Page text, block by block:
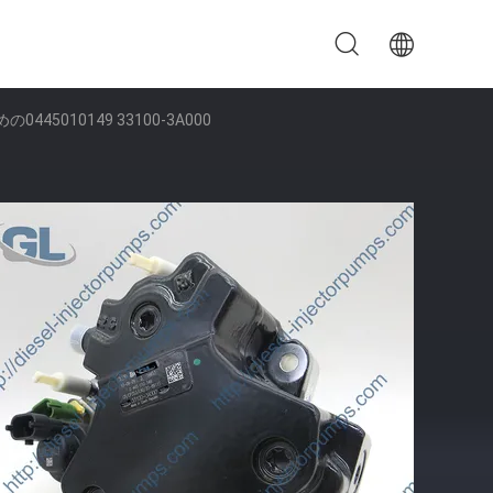
の0445010149 33100-3A000